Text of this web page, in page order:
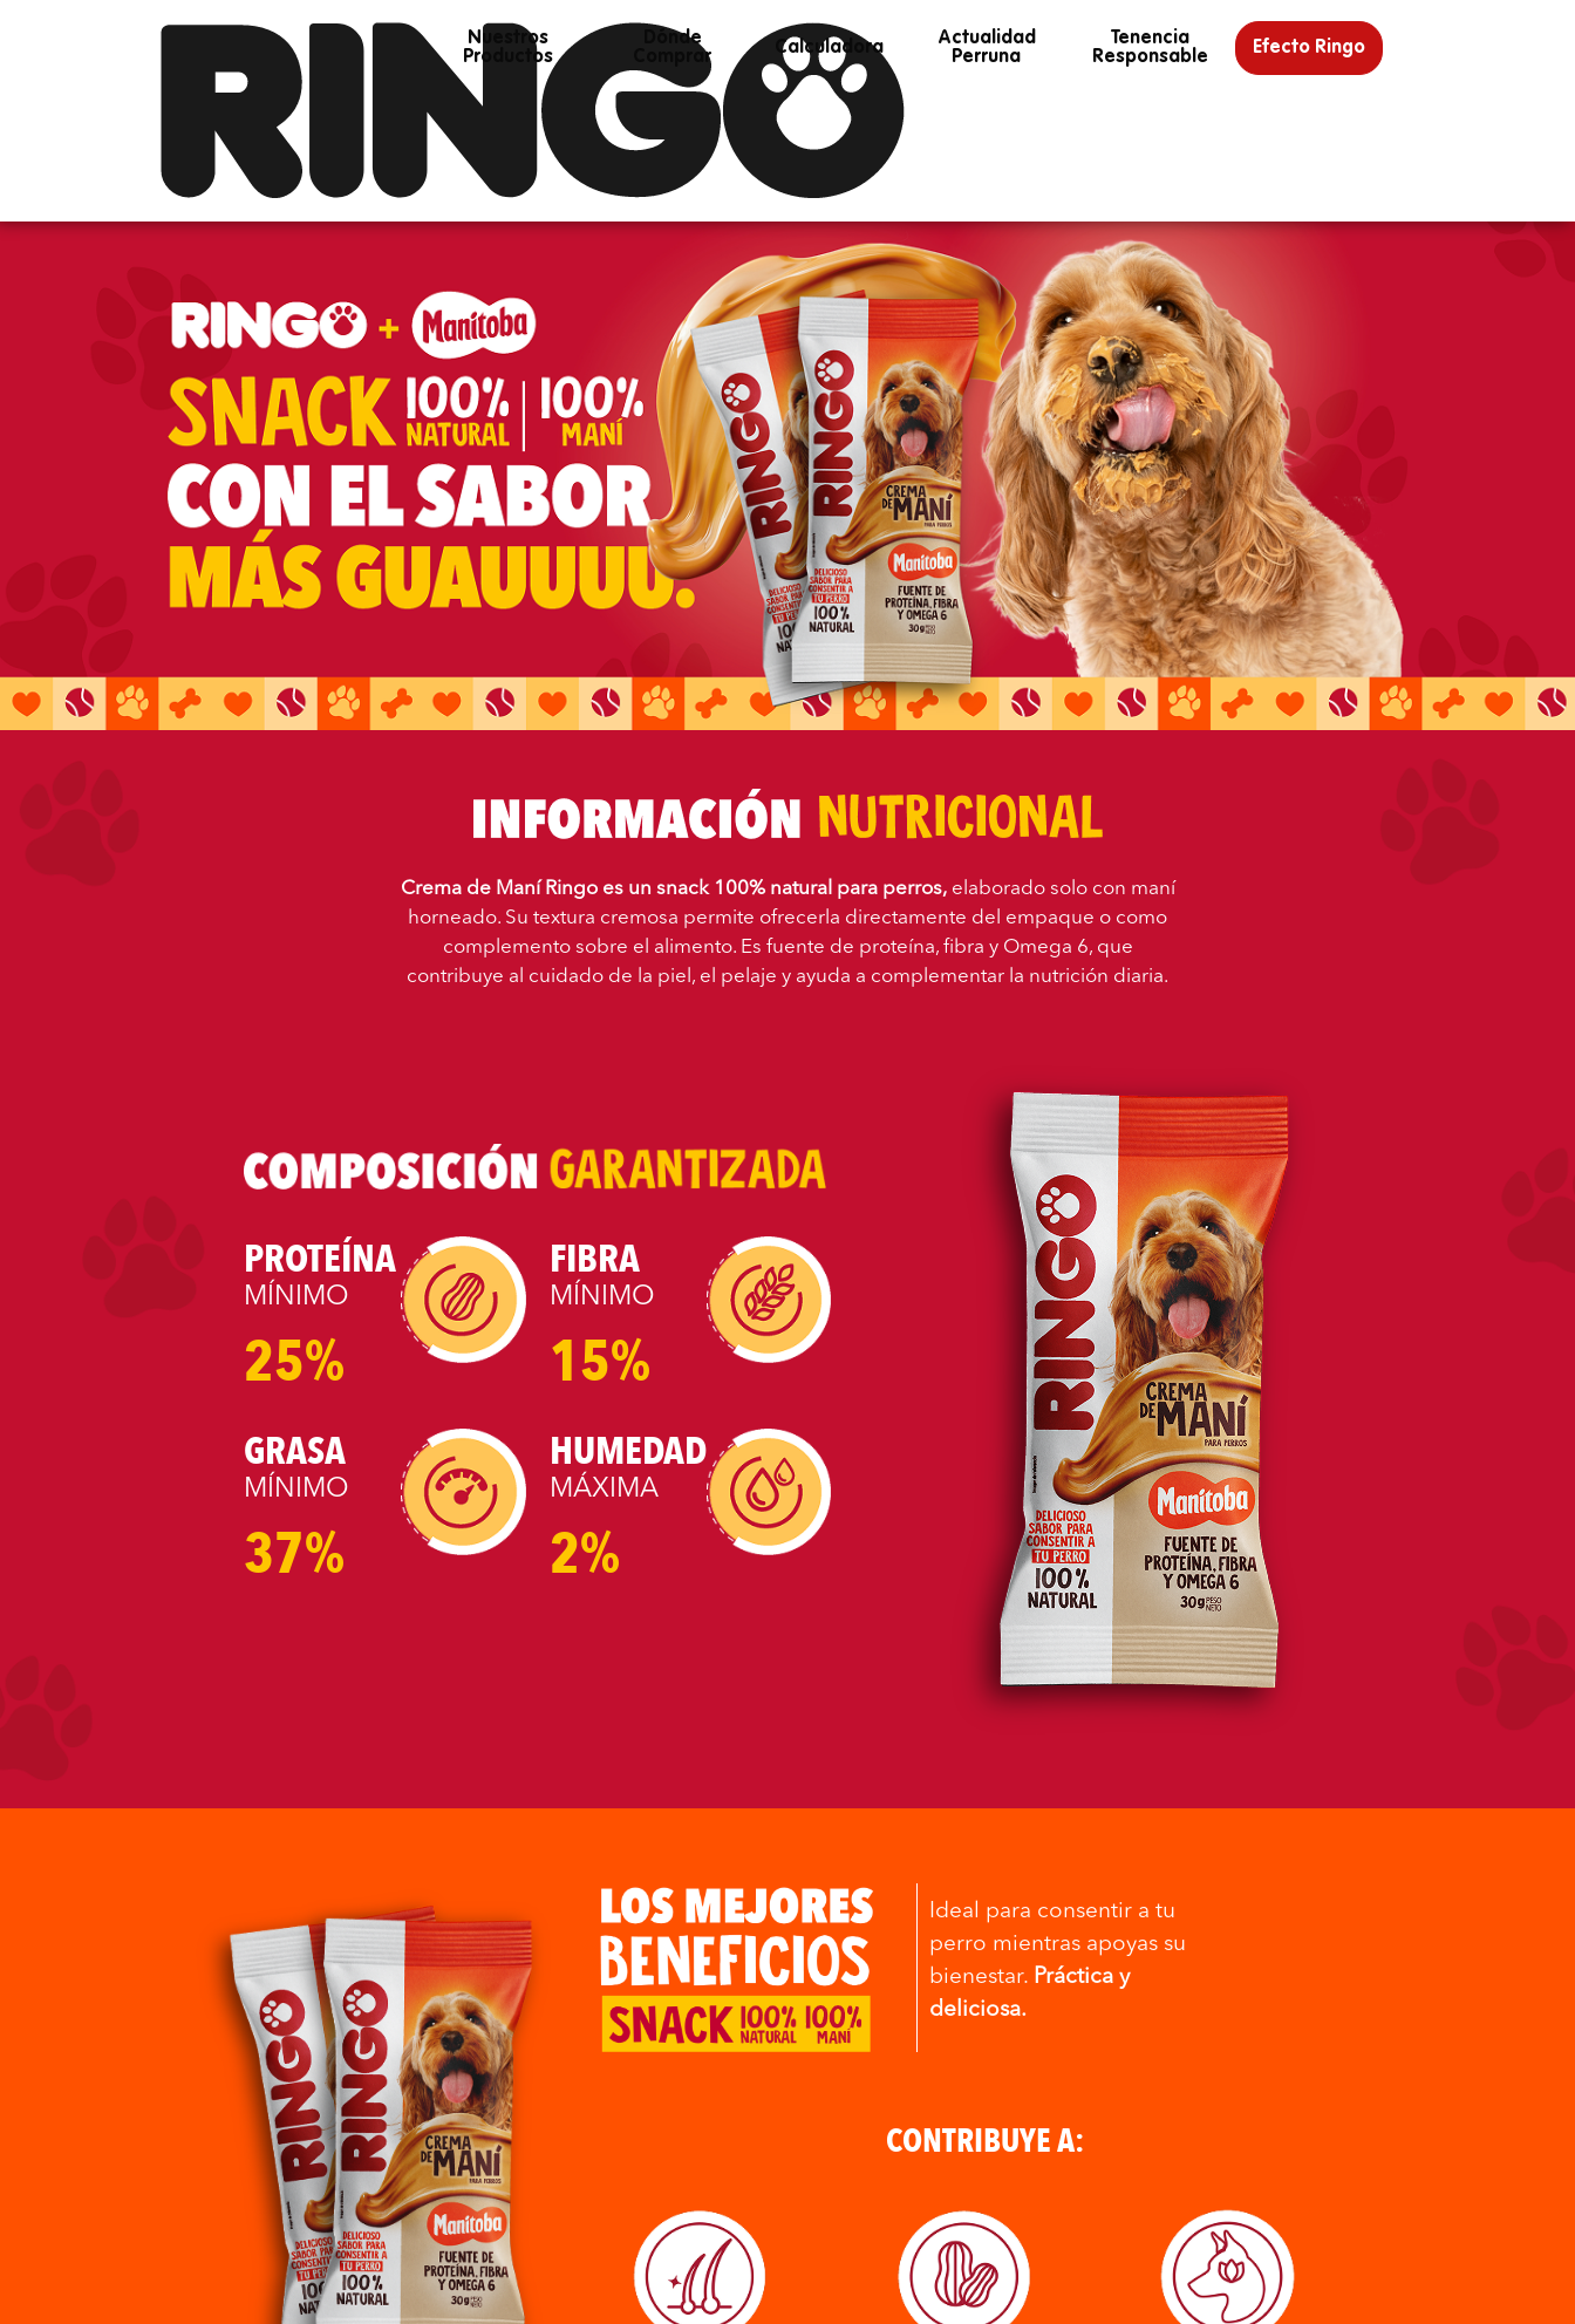
Nuestros
Productos
Dónde
Comprar
Calculadora
Actualidad
Perruna
Tenencia
Responsable
Efecto Ringo
Crema de Maní Ringo es un snack 100% natural para perros,elaborado solo con maní
horneado. Su textura cremosa permite ofrecerla directamente del empaque o como
complemento sobre el alimento. Es fuente de proteína, fibra y Omega 6, que
contribuye al cuidado de la piel, el pelaje y ayuda a complementar la nutrición diaria.
PROTEÍNA
MÍNIMO
25%
FIBRA
MÍNIMO
15%
GRASA
MÍNIMO
37%
HUMEDAD
MÁXIMA
2%
Ideal para consentir a tu
perro mientras apoyas su
bienestar. Práctica y
deliciosa.
CONTRIBUYE A: